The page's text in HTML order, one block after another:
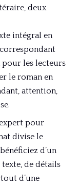
deux
intégral en
pour les lecteurs
le roman en
attention,
pour
divise le
d’un
texte, de détails
d’une